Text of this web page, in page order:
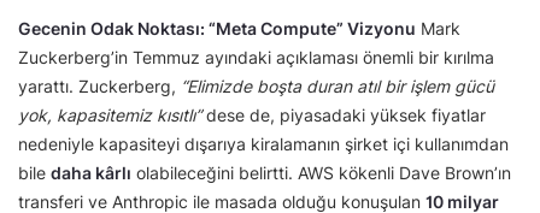
Gecenin Odak Noktası: “Meta Compute” Vizyonu Mark
Zuckerberg’in Temmuz ayındaki açıklaması önemli bir kırılma
yarattı. Zuckerberg, “Elimizde boşta duran atıl bir işlem gücü
yok, kapasitemiz kısıtlı”dese de, piyasadaki yüksek fiyatlar
nedeniyle kapasiteyi dışarıya kiralamanın şirket içi kullanımdan
bile daha kârlı olabileceğini belirtti. AWS kökenli Dave Brown’ın
transferi ve Anthropic ile masada olduğu konuşulan 10 milyar